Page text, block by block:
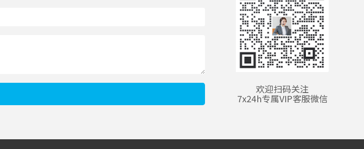
欢迎扫码关注
7x24h专属VIP客服微信